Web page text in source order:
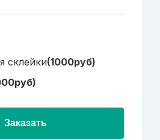
склейки(1000руб)
Заказать